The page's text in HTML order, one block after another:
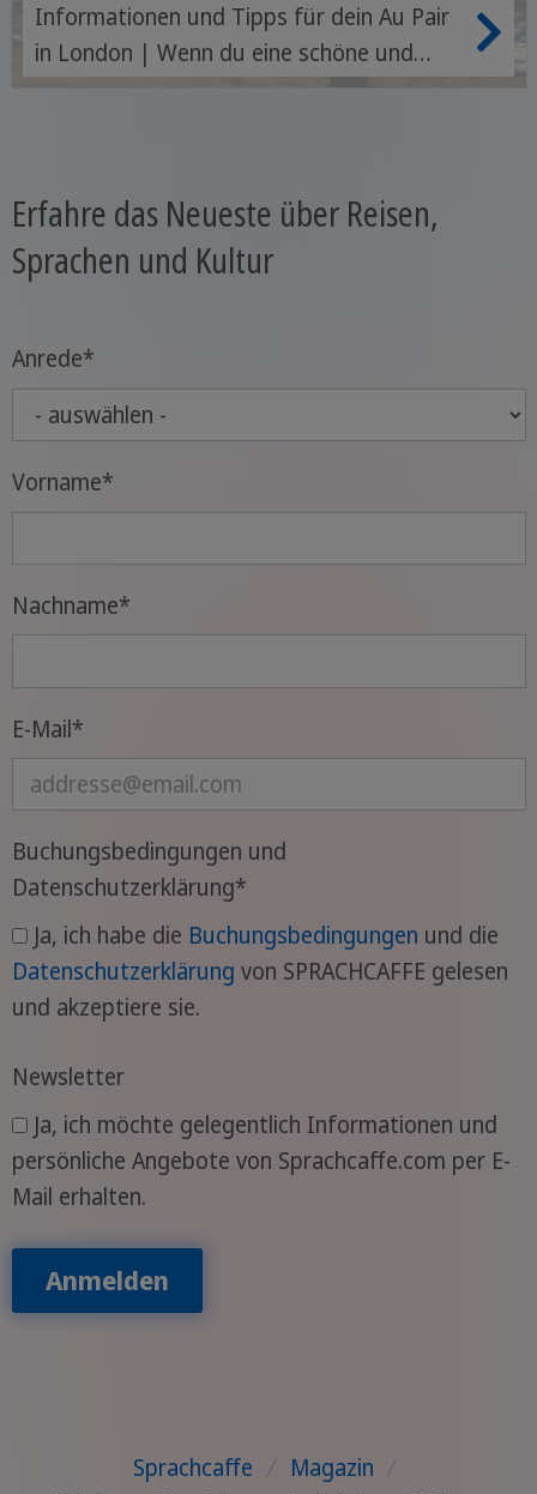
Informationen und Tipps für dein Au Pair
in London | Wenn du eine schöne und
spannende Zeit im Ausland erleben
ein Au Pair in London oder in anderen
Städten Englands genau das Richtige für
dich.
Erfahre das Neueste über Reisen,
Sprachen und Kultur
Anrede*
Vorname*
Nachname*
E-Mail*
Buchungsbedingungen und
Datenschutzerklärung*
Ja, ich habe die Buchungsbedingungen und die
Datenschutzerklärung von SPRACHCAFFE gelesen
und akzeptiere sie.
Newsletter
Ja, ich möchte gelegentlich Informationen und
persönliche Angebote von Sprachcaffe.com per E-
Mail erhalten.
Anmelden
Sprachcaffe / Magazin /